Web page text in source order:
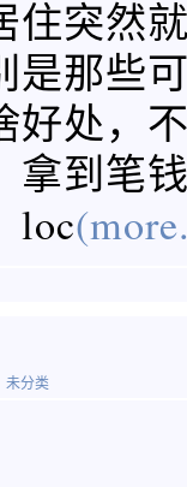
住突然
是那些
好处，
拿到笔
loc
未分类